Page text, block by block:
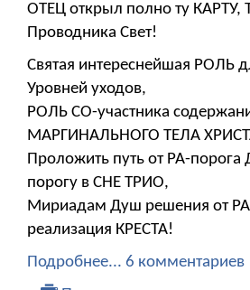
ОТЕЦ открыл полно ту
Проводника Свет!
Святая интереснейшая РОЛЬ
Уровней уходов,
РОЛЬ СО-участника
МАРГИНАЛЬНОГО ТЕЛА
Проложить путь от РА-
порогу в СНЕ ТРИО,
Мириадам Душ решения от
реализация КРЕСТА!
Подробнее... 6 комментариев